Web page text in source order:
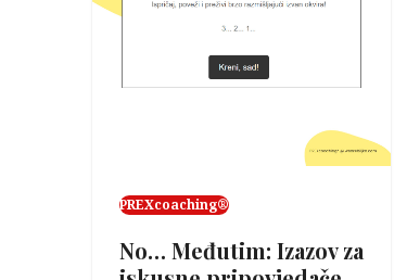
PREXcoaching®
No… Međutim: Izazov za